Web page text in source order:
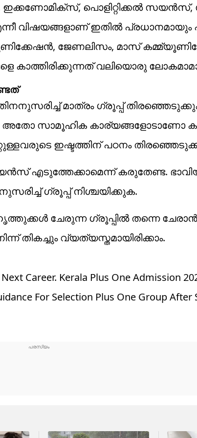
ഇക്കണോമിക്സ്, പൊളിറ്റിക്കൽ
വിഷയങ്ങളാണ് ഇതിൽ പ്രധാനമായും
ജേണലിസം, മാസ്
കാത്തിരിക്കുന്നത് വലിയൊരു
മാത്രം ​ഗ്രൂപ്പ്
അതോ സാമൂഹിക കാര്യങ്ങളോടാണോ
ഇഷ്ടത്തിന് പഠനം
എടുത്തേക്കാമെന്ന് കരുതേണ്ട.
​ഗ്രൂപ്പ് നിശ്ചയിക്കുക.
ചേരുന്ന ഗ്രൂപ്പിൽ തന്നെ ചേരാൻ
തികച്ചും വ്യത്യസ്തമായിരിക്കാം.
Career. Kerala Plus One Admission
For Selection Plus One Group After